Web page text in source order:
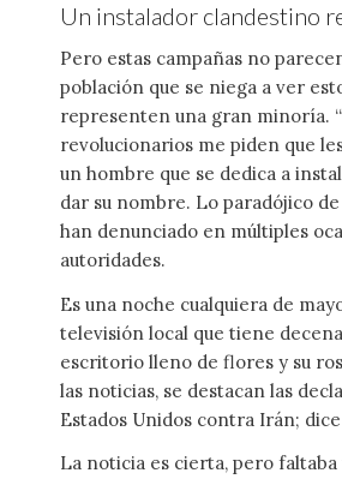
Un instalador clandestino
Pero estas campañas no
población que se niega a ver
representen una gran minoría.
revolucionarios me piden que
un hombre que se dedica a
dar su nombre. Lo paradójico
han denunciado en múltiples
autoridades.
Es una noche cualquiera de
televisión local que tiene
escritorio lleno de flores y su
las noticias, se des­tacan las
Estados Unidos contra Irán;
La noticia es cierta, pero